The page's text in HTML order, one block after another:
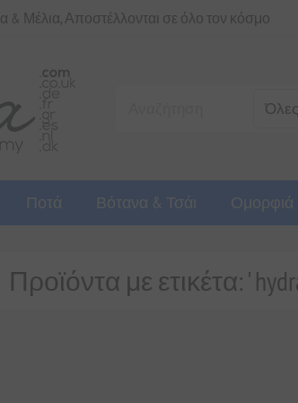
& Μέλια, Αποστέλλονται σε όλο τον κόσμο
Ποτά Βότανα & Τσάι Ομορφιά
Προϊόντα με ετικέτα: '